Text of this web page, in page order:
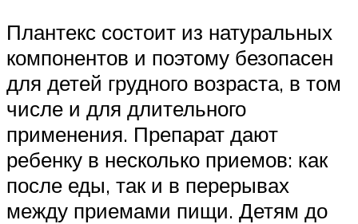
Плантекс состоит из натуральных
компонентов и поэтому безопасен
для детей грудного возраста, в том
числе и для длительного
применения. Препарат дают
ребенку в несколько приемов: как
после еды, так и в перерывах
между приемами пищи. Детям до